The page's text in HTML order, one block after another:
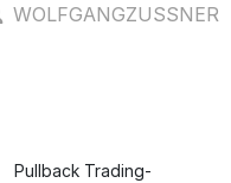
WOLFGANGZUSSNER
Pullback Trading-